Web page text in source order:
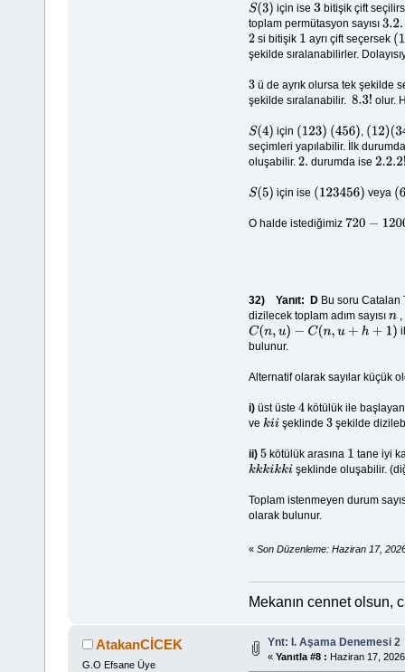
S(3) için ise3bitişik çift
toplam permütasyon sayısı 3.2.(
2 si bitişik 1 ayrı çift seçersek (
şekilde sıralanabilirler.
3 ü de ayrık olursa tek şekilde
şekilde sıralanabilir. 8.3! olur.
S(4) için ( 123) (456) , ( 12) (
seçimleri yapılabilir. İlk
oluşabilir. 2. durumda ise2.2.2!
S(5) için ise ( 123456) veya (
O halde istediğimiz 720−1200+
32) Yanıt: D Bu soru Catalan
dizilecek toplam adım sayısı n,
C(n,u)−C (n, u+h+1)
bulunur.
Alternatif olarak sayılar küçük
i) üst üste 4 kötülük ile
ve kii şeklinde 3 şekilde
ii) 5 kötülük arasına 1 tane iyi
kkkikki şeklinde oluşabilir.
Toplam istenmeyen durum
olarak bulunur.
« Son Düzenleme: Haziran 17,
Mekanın cennet olsun,
AtakanCİCEK
G.O Efsane Üye
Ynt: I. Aşama Denemesi 2
« Yanıtla #8 : Haziran 17,